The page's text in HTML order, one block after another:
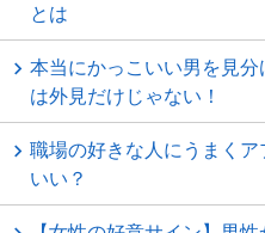
とは
本当にかっこいい男を見
は外見だけじゃない！
職場の好きな人にうまく
いい？